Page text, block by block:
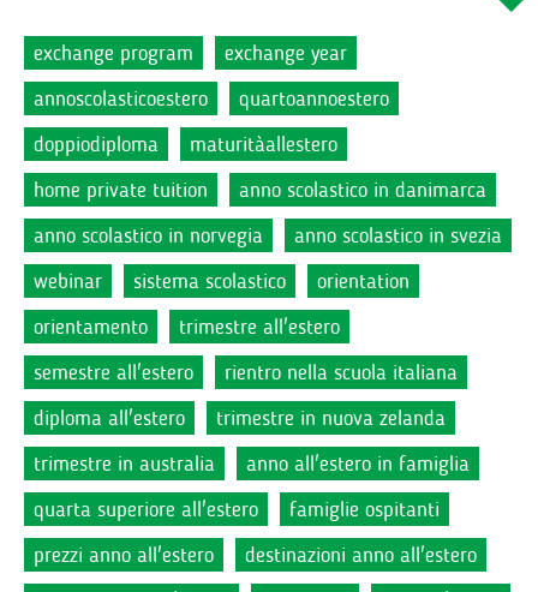
exchange program
exchange year
annoscolasticoestero
quartoannoestero
doppiodiploma
maturitàallestero
home private tuition
anno scolastico in danimarca
anno scolastico in norvegia
anno scolastico in svezia
webinar
sistema scolastico
orientation
orientamento
trimestre all'estero
semestre all'estero
rientro nella scuola italiana
diploma all'estero
trimestre in nuova zelanda
trimestre in australia
anno all'estero in famiglia
quarta superiore all'estero
famiglie ospitanti
prezzi anno all'estero
destinazioni anno all'estero